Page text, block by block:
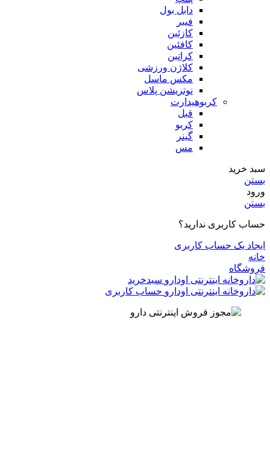
دابل بول
فیبر
کازئین
کافئین
کراتین
کلاژن ورزشی
مکس ماسل
نوتریشن پلاس
کربوهیدارت
قبل
کربو
گینر
مس
سبد خرید
بستن
ورود
بستن
حساب کاربری ندارید؟
ایجاد یک حساب کاربری
خانه
فروشگاه
سبدخرید
حساب کاربری